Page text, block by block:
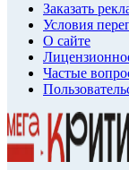
Заказать
Условия
О сайте
Частые